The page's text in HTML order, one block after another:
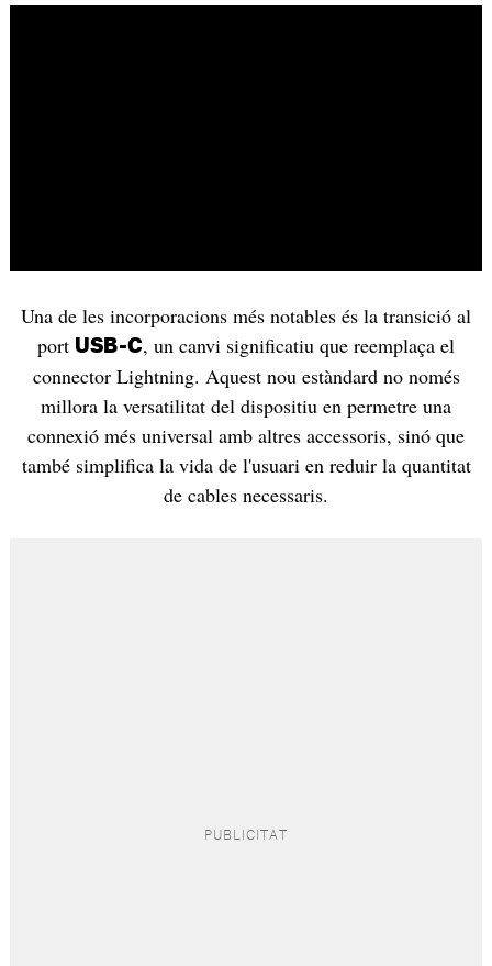
Una de les incorporacions més notables és la transició al
port USB-C, un canvi significatiu que reemplaça el
connector Lightning. Aquest nou estàndard no només
millora la versatilitat del dispositiu en permetre una
connexió més universal amb altres accessoris, sinó que
també simplifica la vida de l'usuari en reduir la quantitat
de cables necessaris.